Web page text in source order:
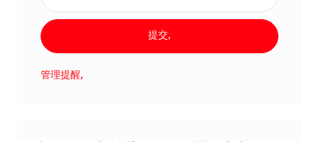
提交,
管理提醒,